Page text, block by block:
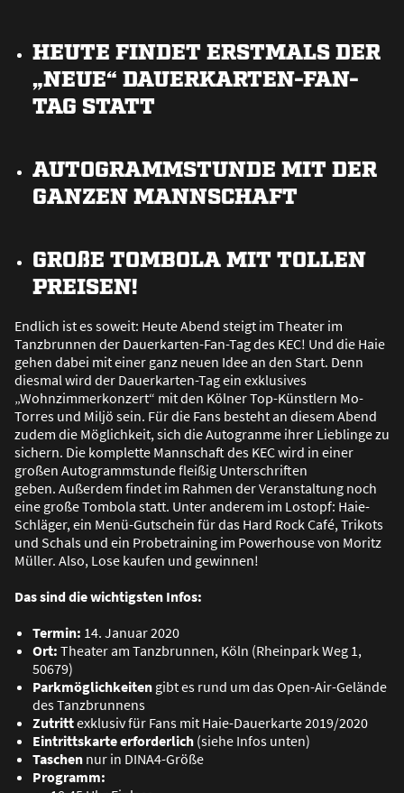
HEUTE FINDET ERSTMALS DER
„NEUE“ DAUERKARTEN-FAN-
TAG STATT
AUTOGRAMMSTUNDE MIT DER
GANZEN MANNSCHAFT
GROßE TOMBOLA MIT TOLLEN
PREISEN!
Endlich ist es soweit: Heute Abend steigt im Theater im
Tanzbrunnen der Dauerkarten-Fan-Tag des KEC! Und die Haie
gehen dabei mit einer ganz neuen Idee an den Start. Denn
diesmal wird der Dauerkarten-Tag ein exklusives
„Wohnzimmerkonzert“ mit den Kölner Top-Künstlern Mo-
Torres und Miljö sein. Für die Fans besteht an diesem Abend
zudem die Möglichkeit, sich die Autogranme ihrer Lieblinge zu
sichern. Die komplette Mannschaft des KEC wird in einer
großen Autogrammstunde fleißig Unterschriften
geben. Außerdem findet im Rahmen der Veranstaltung noch
eine große Tombola statt. Unter anderem im Lostopf: Haie-
Schläger, ein Menü-Gutschein für das Hard Rock Café, Trikots
und Schals und ein Probetraining im Powerhouse von Moritz
Müller. Also, Lose kaufen und gewinnen!
Das sind die wichtigsten Infos:
Termin: 14. Januar 2020
Ort: Theater am Tanzbrunnen, Köln (Rheinpark Weg 1,
50679)
Parkmöglichkeiten gibt es rund um das Open-Air-Gelände
des Tanzbrunnens
Zutrittexklusiv für Fans mit Haie-Dauerkarte 2019/2020
Eintrittskarte erforderlich (siehe Infos unten)
Taschen nur in DINA4-Größe
Programm: